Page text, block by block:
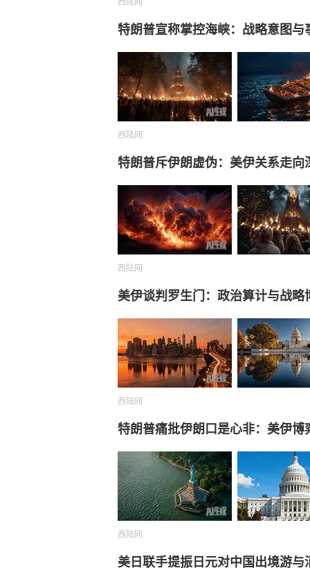
西陆网
特朗普宣称掌控海峡：战略意图与
西陆网
特朗普斥伊朗虚伪：美伊关系走向
西陆网
美伊谈判罗生门：政治算计与战略
西陆网
特朗普痛批伊朗口是心非：美伊博
西陆网
美日联手提振日元对中国出境游与